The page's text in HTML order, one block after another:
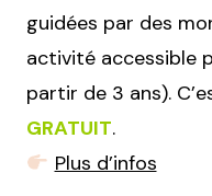
guidées par des
activité accessible
partir de 3 ans).
GRATUIT.
Plus d’infos